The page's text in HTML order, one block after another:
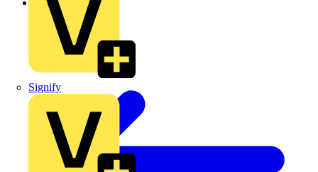
Signify